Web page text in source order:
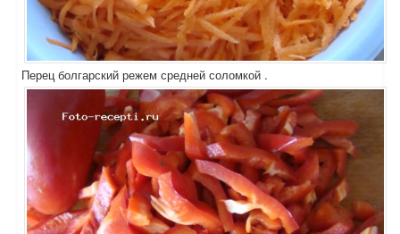
Перец болгарский режем средней соломкой .